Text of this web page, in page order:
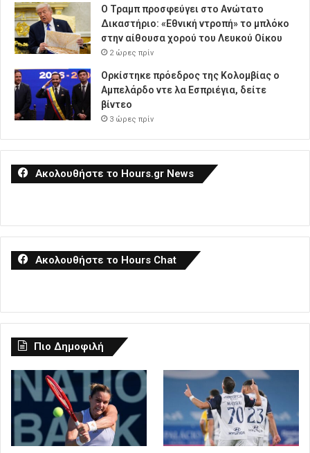
Ο Τραμπ προσφεύγει στο Ανώτατο
Δικαστήριο: «Εθνική ντροπή» το μπλόκο
στην αίθουσα χορού του Λευκού Οίκου
2 ώρες πρίν
Ορκίστηκε πρόεδρος της Κολομβίας ο
Αμπελάρδο ντε λα Εσπριέγια, δείτε
βίντεο
3 ώρες πρίν
Ακολουθήστε το Hours.gr News
Ακολουθήστε το Hours Chat
Πιο Δημοφιλή